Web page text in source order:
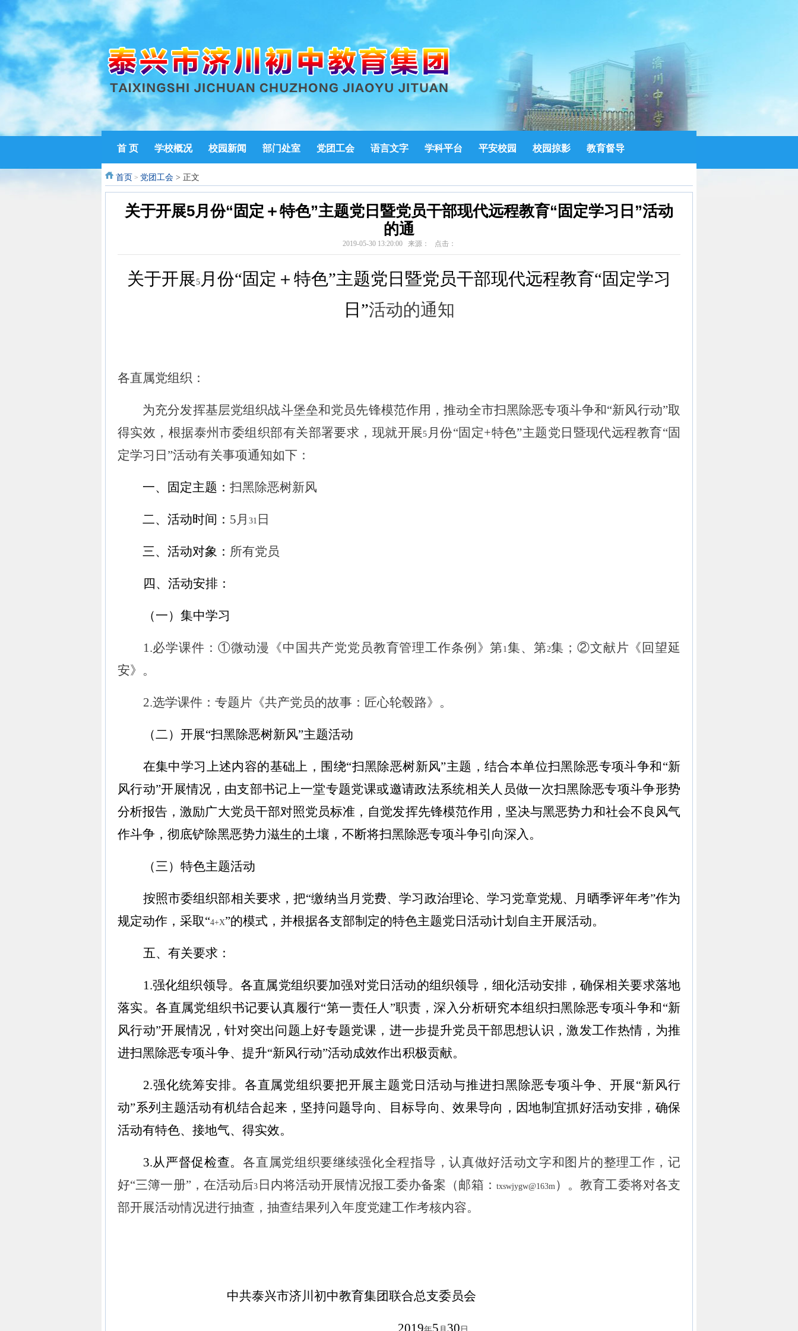
首 页 学校概况 校园新闻 部门处室 党团工会 语言文字 学科平台 平安校园 校园掠影 教育督导
首页 > 党团工会 > 正文
关于开展5月份“固定＋特色”主题党日暨党员干部现代远程教育“固定学习日”活动
的通
2019-05-30 13:20:00 来源： 点击：
关于开展5 月份“固定＋特色”主题党日 暨党员干部现代远程教育“固定学习
日”活动的通知
各直属党组织：
为充分发挥基层党组织战斗堡垒和党员先锋模范作用，推动全市扫黑除恶专项斗争和“新风行动”取
得实效，根据泰州市委组织部有关部署要求，现就开展5 月份“固定+特色”主题党日暨现代远程教育“固
定学习日 ”活动有关事项通知如下：
一、固定主题： 扫黑除恶树新风
二、活动时间： 5月 31 日
三、活动对象： 所有党员
四、活动安排：
（一）集中学习
1.必学课件：①微动漫《中国共产党党员教育管理工作条例》第 1集、第2集；②文献片《回望延
安》。
2.选学课件：专题片《共产党员的故事：匠心轮毂路》。
（二）开展“扫黑除恶树新风”主题活动
在集中学习上述内容的基础上，围绕“扫黑除恶树新风”主题，结合本单位扫黑除恶专项斗争和“新
风行动”开展情况，由支部书记上一堂专题党课或邀请政法系统相关人员做一次扫黑除恶专项斗争形势
分析报告，激励广大党员干部对照党员标准，自觉发挥先锋模范作用，坚决与黑恶势力和社会不良风气
作斗争，彻底铲除黑恶势力滋生的土壤，不断将扫黑除恶专项斗争引向深入。
（三）特色主题活动
按照市委组织部相关要求，把“缴纳当月党费、学习政治理论、学习党章党规、月晒季评年考”作为
规定动作，采取“4+X”的模式，并根据各支部制定的特色主题党日活动计划自主开展活动。
五、有关要求：
1.强化组织领导。各直属党组织要加强对党日活动的组织领导，细化活动安排，确保相关要求落地
落实。各直属党组织书记要认真履行“第一责任人”职责，深入分析研究本组织扫黑除恶专项斗争和“新
风行动”开展情况，针对突出问题上好专题党课，进一步提升党员干部思想认识，激发工作热情，为推
进扫黑除恶专项斗争、提升“新风行动”活动成效作出积极贡献。
2.强化统筹安排。 各直属党组织要把开展主题党日活动与推进扫黑除恶专项斗争、开展“新风行
动”系列主题活动有机结合起来，坚持问题导向、目标导向、效果导向，因地制宜抓好活动安排，确保
活动有特色、接地气、得实效。
3.从严督促检查。各直属党组织要继续强化全程指导，认真做好活动文字和图片的整理工作，记
好“三簿一册”，在活动后3 日内将活动开展情况报工委办备案（邮箱： txswjygw@163m）。教育工委将对各支
部开展活动情况进行抽查，抽查结果列入年度党建工作考核内容。
中共泰兴市济川初中教育集团联合总支委员会
2019 5 30